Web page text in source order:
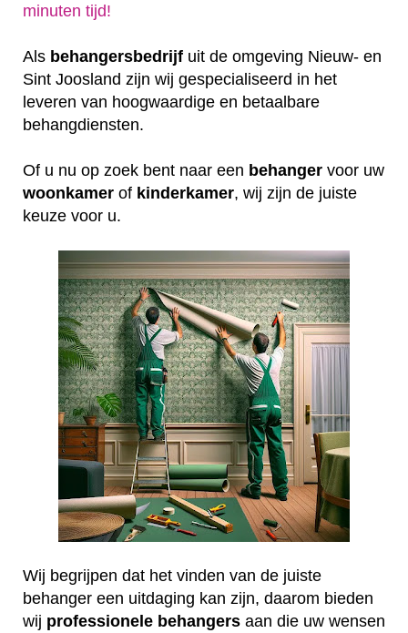
minuten tijd!
Als behangersbedrijf uit de omgeving Nieuw- en
Sint Joosland zijn wij gespecialiseerd in het
leveren van hoogwaardige en betaalbare
behangdiensten.
Of u nu op zoek bent naar een behanger voor uw
woonkamer of kinderkamer, wij zijn de juiste
keuze voor u.
Wij begrijpen dat het vinden van de juiste
behanger een uitdaging kan zijn, daarom bieden
wij professionele behangers aan die uw wensen